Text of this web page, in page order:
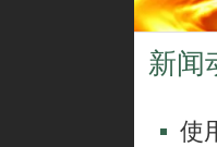
新闻
使